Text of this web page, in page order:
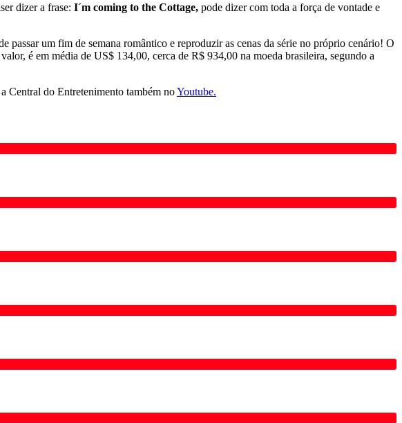
dizer a frase: I´m coming to the Cottage, pode dizer com toda a força de vontade e
passar um fim de semana romântico e reproduzir as cenas da série no próprio cenário! O
valor, é em média de US$ 134,00, cerca de R$ 934,00 na moeda brasileira, segundo a
Central do Entretenimento também noYoutube.